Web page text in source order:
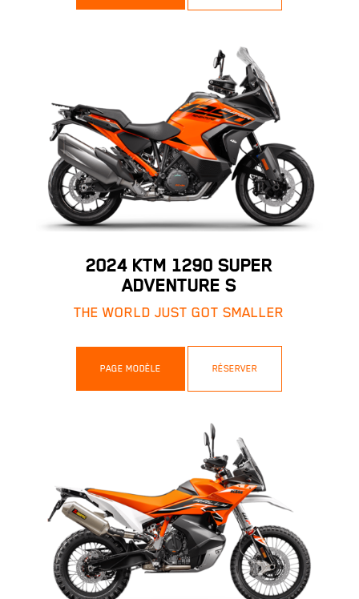
2024 KTM 1290 SUPER
ADVENTURE S
THE WORLD JUST GOT SMALLER
PAGE MODÈLE RÉSERVER